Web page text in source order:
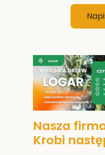
Nasza
Krobi